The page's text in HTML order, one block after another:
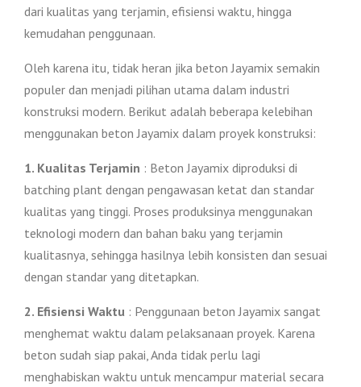
dari kualitas yang terjamin, efisiensi waktu, hingga
kemudahan penggunaan.
Oleh karena itu, tidak heran jika beton Jayamix semakin
populer dan menjadi pilihan utama dalam industri
konstruksi modern. Berikut adalah beberapa kelebihan
menggunakan beton Jayamix dalam proyek konstruksi:
1. Kualitas Terjamin : Beton Jayamix diproduksi di
batching plant dengan pengawasan ketat dan standar
kualitas yang tinggi. Proses produksinya menggunakan
teknologi modern dan bahan baku yang terjamin
kualitasnya, sehingga hasilnya lebih konsisten dan sesuai
dengan standar yang ditetapkan.
2. Efisiensi Waktu : Penggunaan beton Jayamix sangat
menghemat waktu dalam pelaksanaan proyek. Karena
beton sudah siap pakai, Anda tidak perlu lagi
menghabiskan waktu untuk mencampur material secara